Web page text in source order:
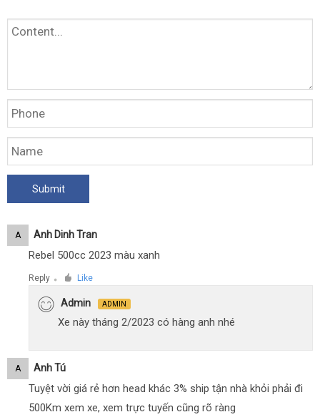
A Anh Dinh Tran
Rebel 500cc 2023 màu xanh
Reply ● Like
Admin ADMIN
Xe này tháng 2/2023 có hàng anh nhé
A Anh Tú
Tuyệt vời giá rẻ hơn head khác 3% ship tận nhà khỏi phải đi
500Km xem xe, xem trực tuyến cũng rõ ràng